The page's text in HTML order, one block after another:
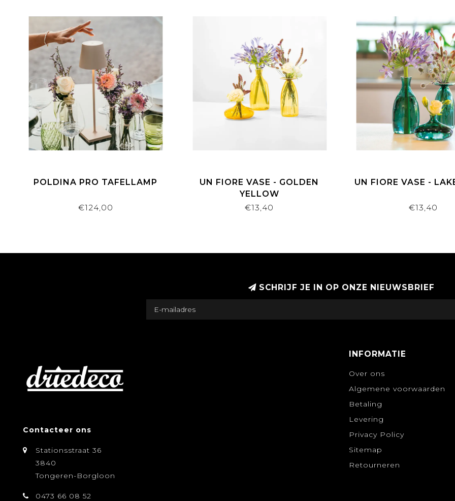
POLDINA PRO TAFELLAMP
€124,00
UN FIORE VASE - GOLDEN
YELLOW
€13,40
UN FIORE VASE -
€13,40
SCHRIJF JE IN OP ONZE NIEUWSBRIEF
Contacteer ons
Stationsstraat 36
3840
Tongeren-Borgloon
0473 66 08 52
INFORMATIE
Over ons
Algemene voorwaarden
Betaling
Levering
Privacy Policy
Sitemap
Retourneren